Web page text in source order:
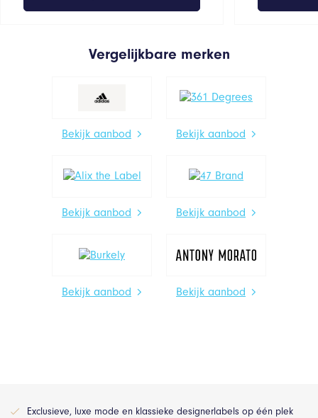
Vergelijkbare merken
Bekijk aanbod Bekijk aanbod
Bekijk aanbod Bekijk aanbod
Bekijk aanbod Bekijk aanbod
Exclusieve, luxe mode en klassieke designerlabels op één plek